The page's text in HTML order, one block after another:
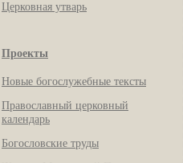
Церковная утварь
Проекты
Новые богослужебные тексты
Православный церковный
календарь
Богословские труды